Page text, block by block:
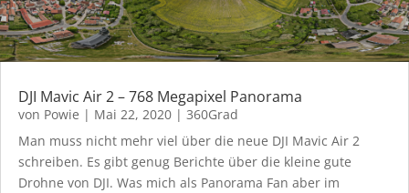
DJI Mavic Air 2 – 768 Megapixel Panorama
von Powie | Mai 22, 2020 | 360Grad
Man muss nicht mehr viel über die neue DJI Mavic Air 2
schreiben. Es gibt genug Berichte über die kleine gute
Drohne von DJI. Was mich als Panorama Fan aber im